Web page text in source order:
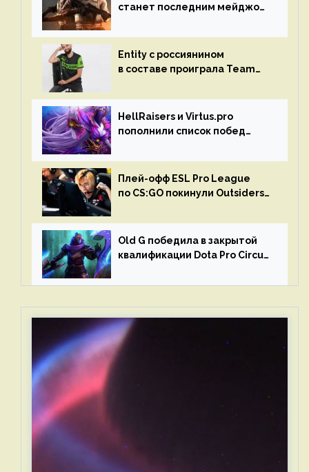
станет последним мейджор-
Entity с россиянином
в составе проиграла Team
HellRaisers и Virtus.pro
пополнили список побед
Плей-офф ESL Pro League
по CS:GO покинули Outsiders
Old G победила в закрытой
квалификации Dota Pro Circuit